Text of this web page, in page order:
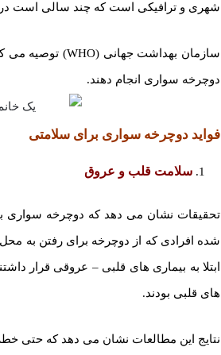
شهری و ترافیکی است که چند سالی است در
دوچرخه سواری انجام دهند.
فواید دوچرخه سواری برای سلامتی
سلامت قلب و عروق
تحقیقات نشان می دهد که دوچرخه سواری
های قلبی بودند.
نتایج این مطالعات نشان می دهد که حتی خطر